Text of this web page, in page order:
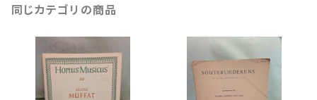
楽譜出版社 1967年
同じカテゴリの商品